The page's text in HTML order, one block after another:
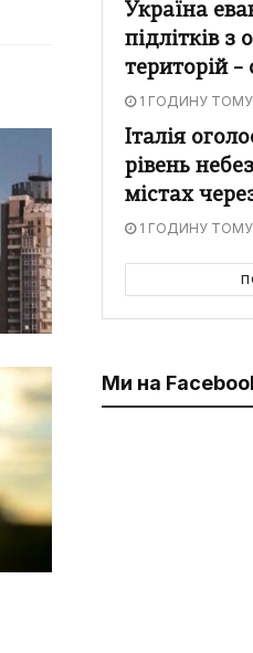
Україна
підлітків з
територій
1 ГОДИНУ ТОМУ
Італія
рівень
містах
1 ГОДИНУ ТОМУ
Ми на